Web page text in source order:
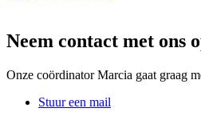
Neem contact met ons
Onze coördinator Marcia gaat graag
Stuur een mail